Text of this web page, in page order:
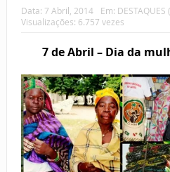
Data: 7 Abril, 2014 Em: DESTAQUES
Visualizações: 6.757 vezes
7 de Abril – Dia da